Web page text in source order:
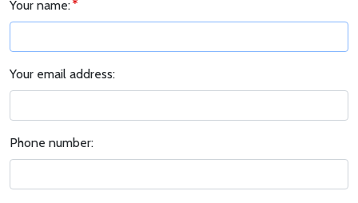
Your name:
Your email address:
Phone number: